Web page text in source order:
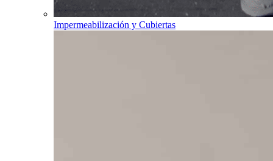
Impermeabilización y Cubiertas